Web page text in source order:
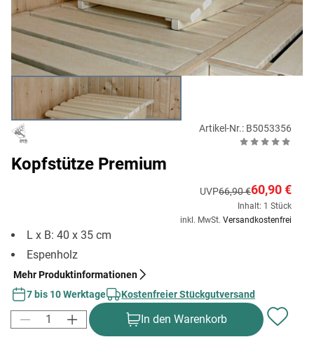
Artikel-Nr.: B5053356
Kopfstütze Premium
UVP66,90 €60,90 €
Inhalt: 1 Stück
inkl. MwSt. Versandkostenfrei
L x B: 40 x 35 cm
Espenholz
Mehr Produktinformationen
7 bis 10 Werktage
Kostenfreier Stückgutversand
In den Warenkorb